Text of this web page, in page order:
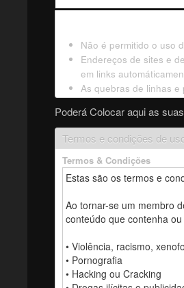
Não é permitido o uso
Endereços de sites e
em links
As quebras de linhas
Poderá Colocar aqui as
Termos e condições de
Termos & Condições